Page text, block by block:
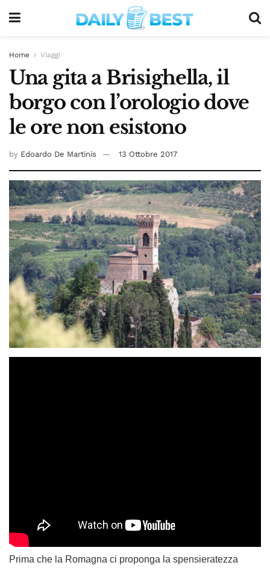
Home Viaggi
Una gita a Brisighella, il
borgo con l’orologio dove
le ore non esistono
by Edoardo De Martinis 13 Ottobre 2017
Prima che la Romagna ci proponga la spensieratezza